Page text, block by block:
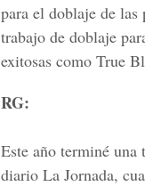
para el doblaje de
trabajo de doblaje
exitosas como True
RG:
Este año terminé
diario La Jornada,